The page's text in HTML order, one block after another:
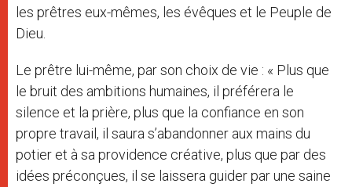
les prêtres eux-mêmes, les évêques et le Peuple de
Dieu.
Le prêtre lui-même, par son choix de vie : « Plus que
le bruit des ambitions humaines, il préférera le
silence et la prière, plus que la confiance en son
propre travail, il saura s’abandonner aux mains du
potier et à sa providence créative, plus que par des
idées préconçues, il se laissera guider par une saine